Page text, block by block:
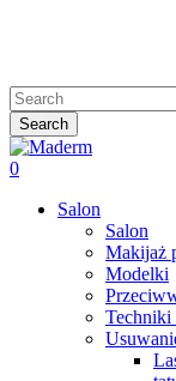
content
Search
Close
Search
search
0
Salon
Salon
Makijaż
Modelki
Techniki